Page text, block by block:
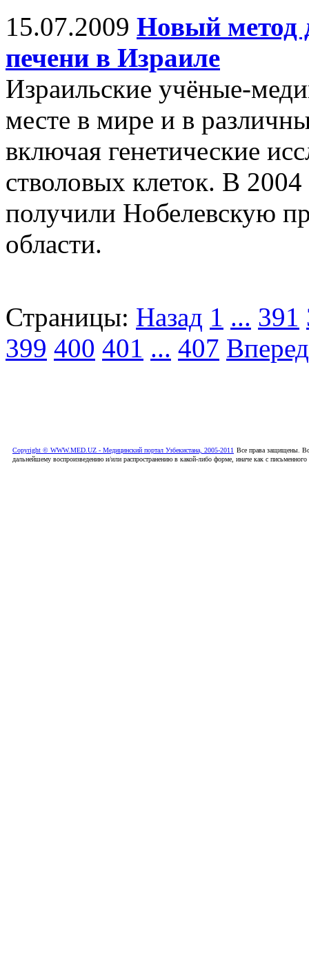
15.07.2009 Новый метод
печени в Израиле
Израильские учёные-
месте в мире и в
включая генетические
стволовых клеток. В
получили Нобелевскую
области.
Страницы: Назад 1 ... 391
399 400 401 ... 407 Вперед
Copyright © WWW.MED.UZ - Медицинский портал Узбекистана, 2005-2011 Все права защищены.
дальнейшему воспроизведению и/или распространению в какой-либо форме, иначе как с